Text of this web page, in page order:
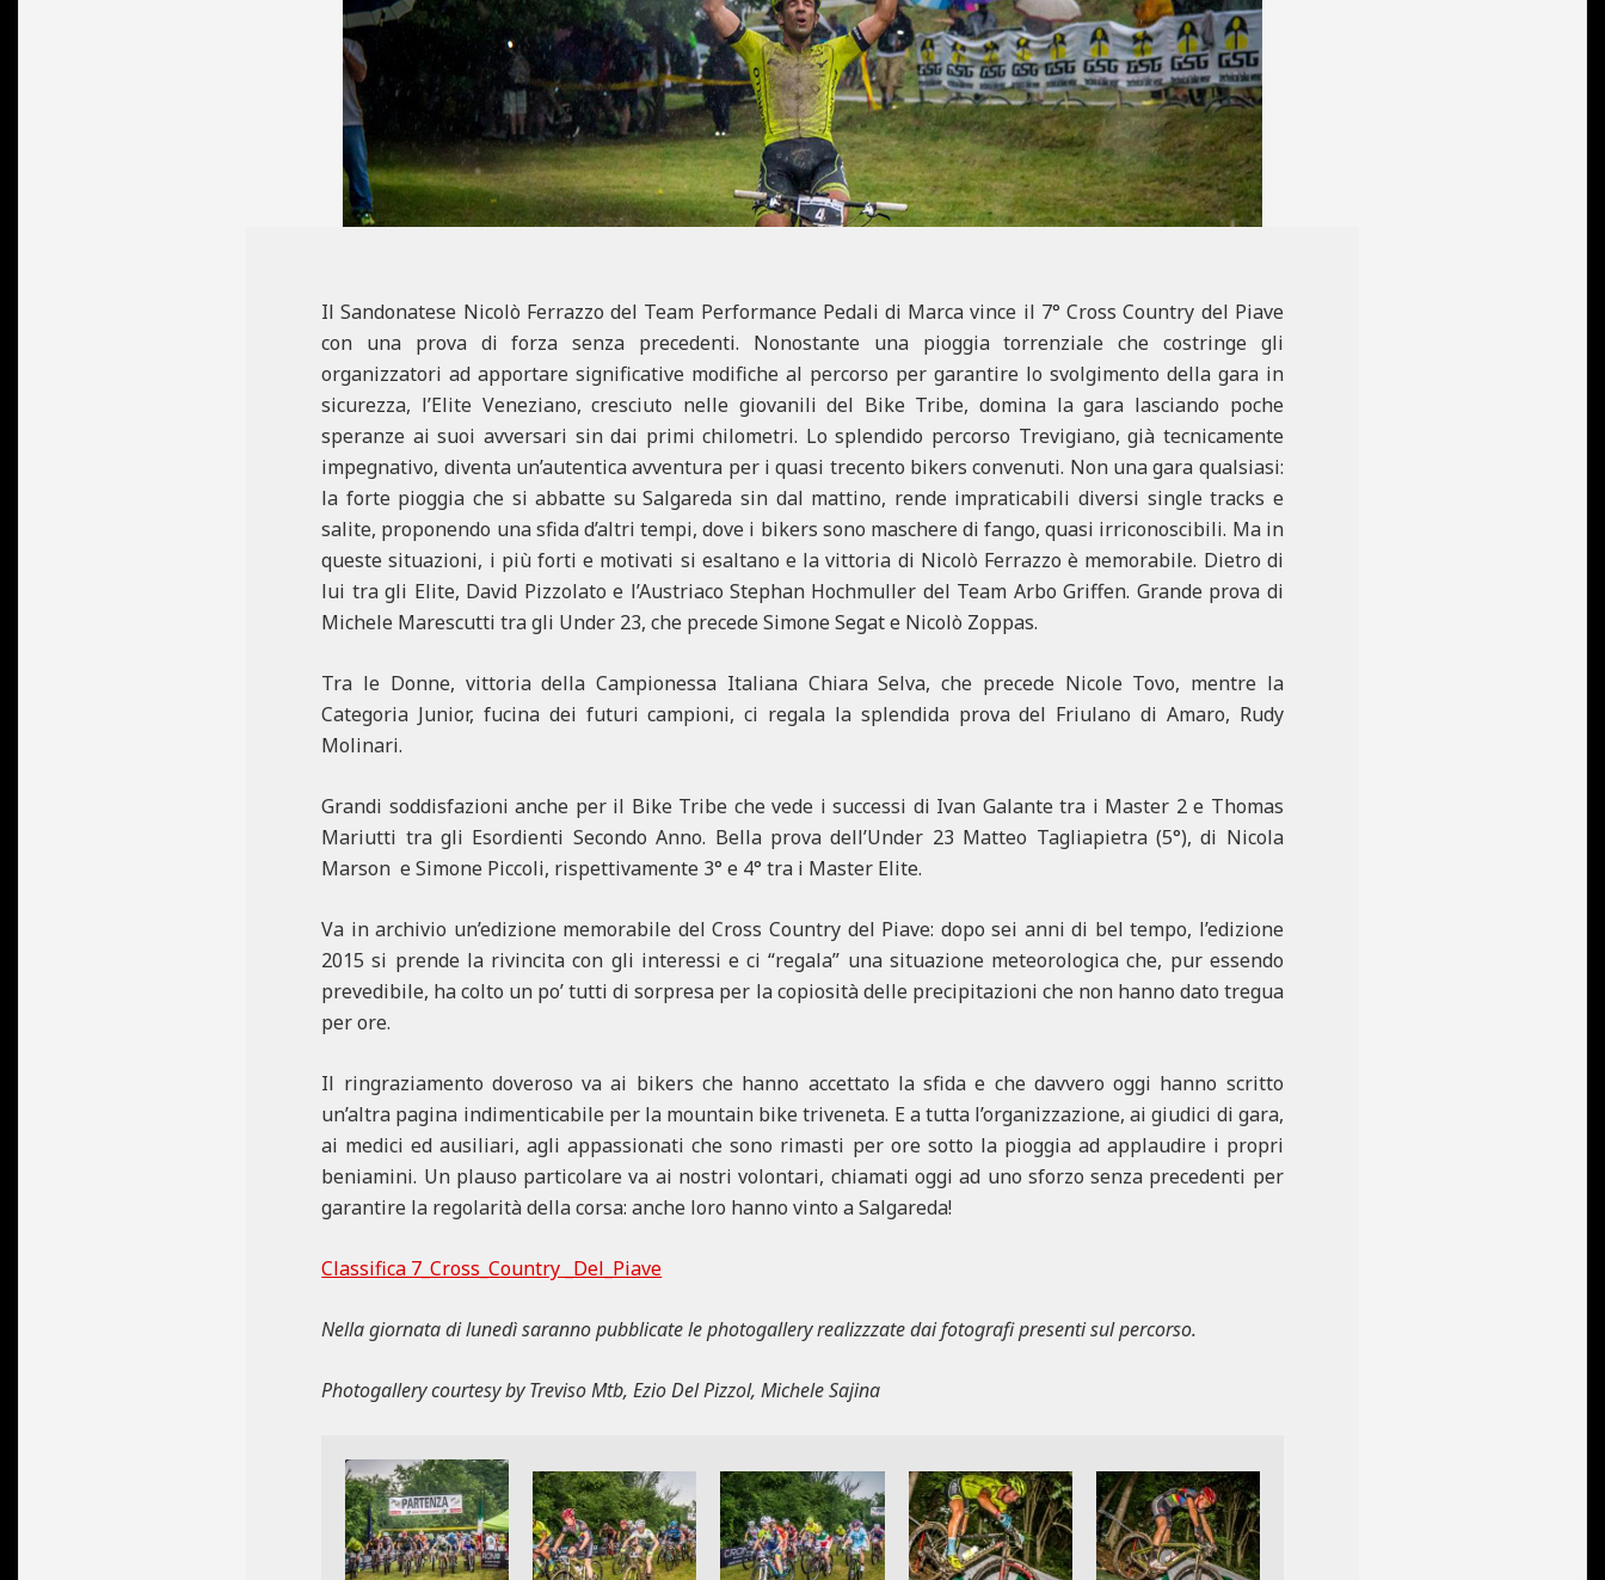
Il Sandonatese Nicolò Ferrazzo del Team Performance Pedali di Marca vince il 7° Cross Country del Piave
con una prova di forza senza precedenti. Nonostante una pioggia torrenziale che costringe gli
organizzatori ad apportare significative modifiche al percorso per garantire lo svolgimento della gara in
sicurezza, l’Elite Veneziano, cresciuto nelle giovanili del Bike Tribe, domina la gara lasciando poche
speranze ai suoi avversari sin dai primi chilometri. Lo splendido percorso Trevigiano, già tecnicamente
impegnativo, diventa un’autentica avventura per i quasi trecento bikers convenuti. Non una gara qualsiasi:
la forte pioggia che si abbatte su Salgareda sin dal mattino, rende impraticabili diversi single tracks e
salite, proponendo una sfida d’altri tempi, dove i bikers sono maschere di fango, quasi irriconoscibili. Ma in
queste situazioni, i più forti e motivati si esaltano e la vittoria di Nicolò Ferrazzo è memorabile. Dietro di
lui tra gli Elite, David Pizzolato e l’Austriaco Stephan Hochmuller del Team Arbo Griffen. Grande prova di
Michele Marescutti tra gli Under 23, che precede Simone Segat e Nicolò Zoppas.
Tra le Donne, vittoria della Campionessa Italiana Chiara Selva, che precede Nicole Tovo, mentre la
Categoria Junior, fucina dei futuri campioni, ci regala la splendida prova del Friulano di Amaro, Rudy
Molinari.
Grandi soddisfazioni anche per il Bike Tribe che vede i successi di Ivan Galante tra i Master 2 e Thomas
Mariutti tra gli Esordienti Secondo Anno. Bella prova dell’Under 23 Matteo Tagliapietra (5°), di Nicola
Marson e Simone Piccoli, rispettivamente 3° e 4° tra i Master Elite.
Va in archivio un’edizione memorabile del Cross Country del Piave: dopo sei anni di bel tempo, l’edizione
2015 si prende la rivincita con gli interessi e ci “regala” una situazione meteorologica che, pur essendo
prevedibile, ha colto un po’ tutti di sorpresa per la copiosità delle precipitazioni che non hanno dato tregua
per ore.
Il ringraziamento doveroso va ai bikers che hanno accettato la sfida e che davvero oggi hanno scritto
un’altra pagina indimenticabile per la mountain bike triveneta. E a tutta l’organizzazione, ai giudici di gara,
ai medici ed ausiliari, agli appassionati che sono rimasti per ore sotto la pioggia ad applaudire i propri
beniamini. Un plauso particolare va ai nostri volontari, chiamati oggi ad uno sforzo senza precedenti per
garantire la regolarità della corsa: anche loro hanno vinto a Salgareda!
Classifica 7_Cross_Country _Del_Piave
Nella giornata di lunedì saranno pubblicate le photogallery realizzzate dai fotografi presenti sul percorso.
Photogallery courtesy by Treviso Mtb, Ezio Del Pizzol, Michele Sajina